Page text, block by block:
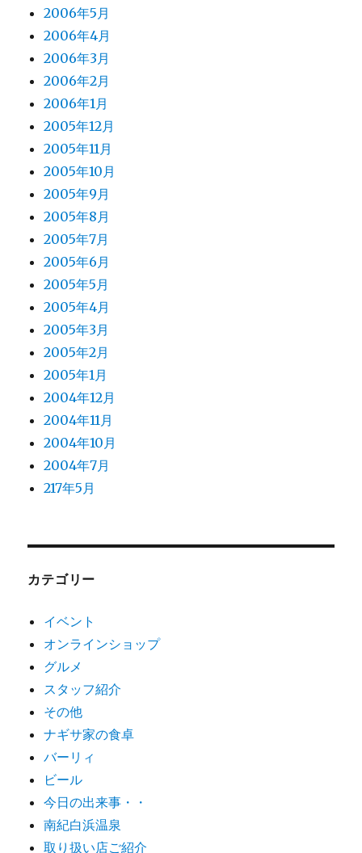
2006年5月
2006年4月
2006年3月
2006年2月
2006年1月
2005年12月
2005年11月
2005年10月
2005年9月
2005年8月
2005年7月
2005年6月
2005年5月
2005年4月
2005年3月
2005年2月
2005年1月
2004年12月
2004年11月
2004年10月
2004年7月
217年5月
カテゴリー
イベント
オンラインショップ
グルメ
スタッフ紹介
その他
ナギサ家の食卓
バーリィ
ビール
今日の出来事・・
南紀白浜温泉
取り扱い店ご紹介